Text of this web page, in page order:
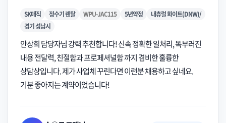
SK매직 정수기 렌탈 WPU-JAC115 5년약정
내츄럴 화이트(DNW)/
경기 성남시
안상희 담당자님 강력 추천합니다! 신속 정확한 일처리, 똑부러진
내용 전달력, 친절함과 프로페셔널함 까지 겸비한 훌륭한
상담상입니다. 제가 사업체 꾸린다면 이런분 채용하고 싶네요.
기분 좋아지는 계약이었습니다!